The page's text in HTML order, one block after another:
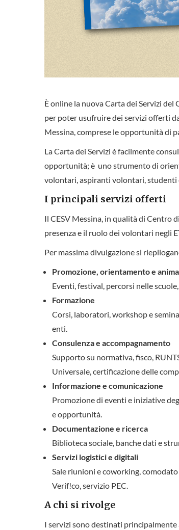
È online la nuova Carta dei Servizi
per poter usufruire dei servizi offerti
Messina, comprese le opportunità di
La Carta dei Servizi è facilmente
opportunità; è uno strumento di
volontari, aspiranti volontari, studenti
I principali servizi offerti
Il CESV Messina, in qualità di Centro
presenza e il ruolo dei volontari negli
Per massima divulgazione si
Promozione, orientamento e
Eventi, festival, percorsi nelle
Formazione
Corsi, laboratori, workshop e
enti.
Consulenza e accompagnamento
Supporto su normativa, fisco,
Universale, certificazione delle
Informazione e comunicazione
Promozione di eventi e iniziative
e opportunità.
Documentazione e ricerca
Biblioteca sociale, banche dati e
Servizi logistici e digitali
Sale riunioni e coworking,
Verif!co, servizio PEC.
A chi si rivolge
I servizi sono destinati principalmente